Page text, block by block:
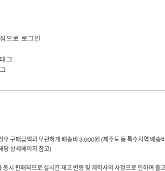
으로 로그인
그
구매금액과 무관하게 배송비 3,000원 (제주도 등 특수지역 배송
당 상세페이지 참고)
시 판매되므로 실시간 재고 변동 및 제작사의 사정으로 인하여 출